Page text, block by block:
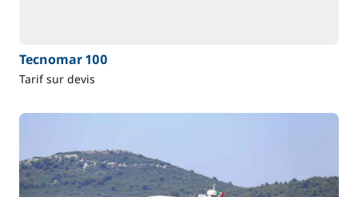
Tecnomar 100
Tarif sur devis